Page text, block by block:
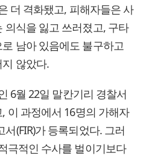
더 격화됐고, 피해자들은 사
의식을 잃고 쓰러졌고, 구타
남아 있음에도 불구하고
않았다.
6월 22일 말칸기리 경찰서
이 과정에서 16명의 가해자
(FIR)가 등록되었다. 그러
극적인 수사를 벌이기보다